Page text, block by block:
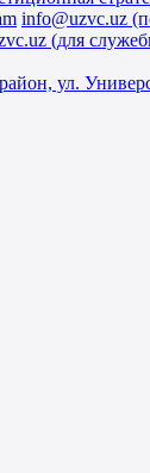
info@uzvc.uz
(для
ул.